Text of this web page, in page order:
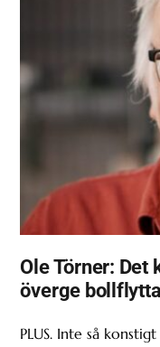
Ole Törner: Det
överge
PLUS. Inte så